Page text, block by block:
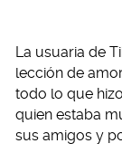
La usuaria de
lección de
todo lo que
quien estaba
sus amigos y